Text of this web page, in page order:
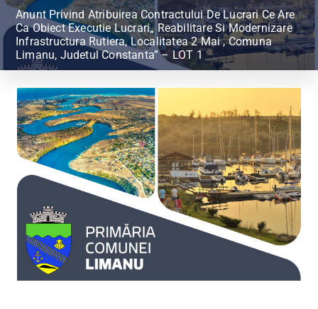
Anunt Privind Atribuirea Contractului De Lucrari Ce Are
Ca Obiect Executie Lucrari„ Reabilitare Si Modernizare
Infrastructura Rutiera, Localitatea 2 Mai , Comuna
Limanu, Judetul Constanta” – LOT 1